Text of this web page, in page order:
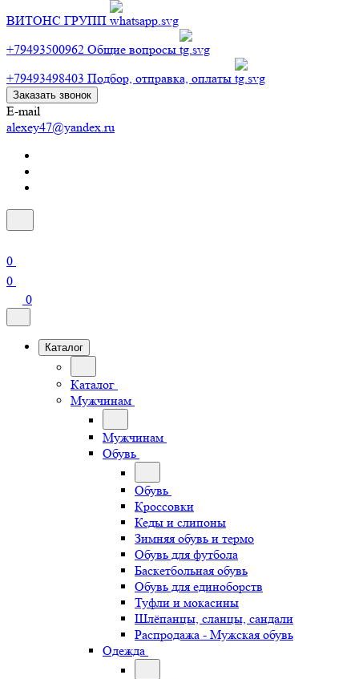
ВИТОНС ГРУПП
+79493500962 Общие вопросы
+79493498403 Подбор, отправка, оплаты
Заказать звонок
E-mail
alexey47@yandex.ru
0
0
0
Каталог
Каталог
Мужчинам
Мужчинам
Обувь
Обувь
Кроссовки
Кеды и слипоны
Зимняя обувь и термо
Обувь для футбола
Баскетбольная обувь
Обувь для единоборств
Туфли и мокасины
Шлёпанцы, сланцы, сандали
Распродажа - Мужская обувь
Одежда